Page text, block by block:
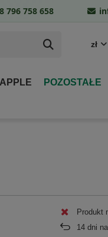
zł
POZOSTAŁE
Produkt
14 dni
796 758 658